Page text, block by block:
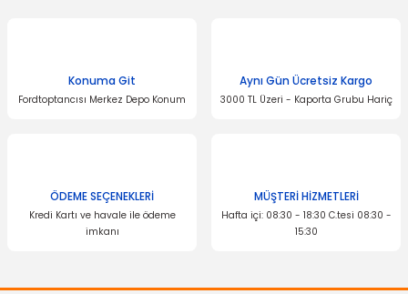
Ürün resmi kalitesiz, bozuk veya görüntülenemiyor.
Bu ürüne benzer farklı alternatifler olmalı.
Konuma Git
Fordtoptancısı Merkez Depo Konum
Aynı Gün Ücretsiz Kargo
3000 TL Üzeri - Kaporta Grubu Hariç
ÖDEME SEÇENEKLERİ
Kredi Kartı ve havale ile ödeme
imkanı
MÜŞTERİ HİZMETLERİ
Hafta içi: 08:30 - 18:30 C.tesi 08:30 -
15:30